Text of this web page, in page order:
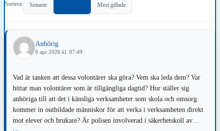
Sortera: Senaste Mest gillade
Anhörig
6 apr 2026 kl. 07:49
Vad är tanken att dessa volontärer ska göra? Vem ska leda dem? Var
hittar man volontärer som är tillgängliga dagtid? Hur ställer sig
anhöriga till att det i känsliga verksamheter som skola och omsorg
kommer in outbildade människor för att verka i verksamheten direkt
mot elever och brukare? Är polisen involverad i säkerhetskoll av